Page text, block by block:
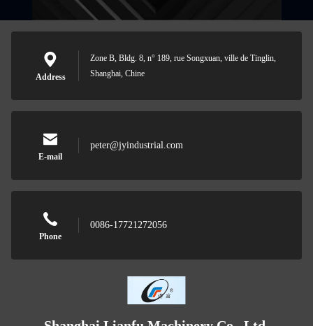
Address
Zone B, Bldg. 8, n° 189, rue Songxuan, ville de Tinglin,
Shanghai, Chine
E-mail
peter@jyindustrial.com
Phone
0086-17721272056